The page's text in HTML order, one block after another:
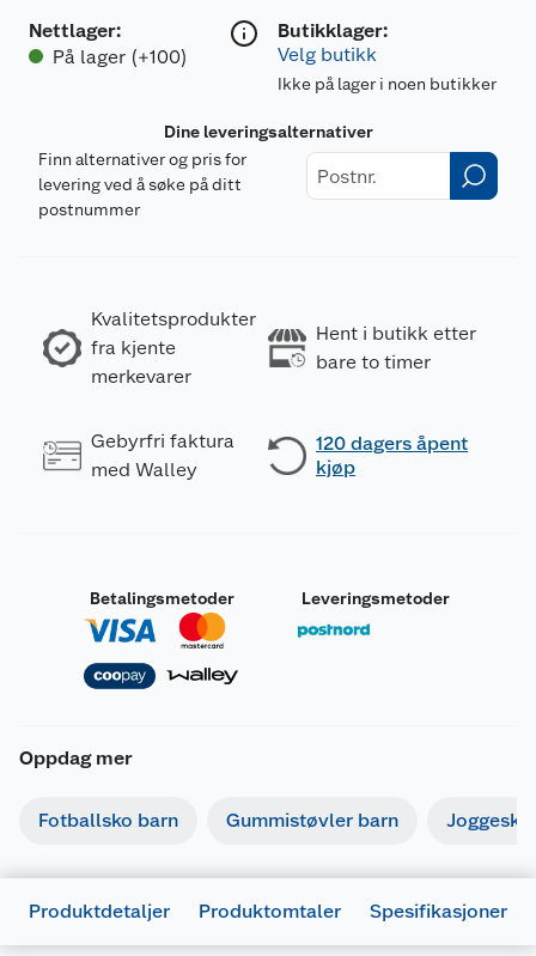
Nettlager:
På lager (+100)
Butikklager:
Velg butikk
Ikke på lager i noen butikker
Dine leveringsalternativer
Finn alternativer og pris for
levering ved å søke på ditt
postnummer
Kvalitetsprodukter
fra kjente
merkevarer
Hent i butikk etter
bare to timer
Gebyrfri faktura
med Walley
120 dagers åpent
kjøp
Betalingsmetoder Leveringsmetoder
Oppdag mer
Fotballsko barn Gummistøvler barn Joggesko
Produktdetaljer Produktomtaler Spesifikasjoner